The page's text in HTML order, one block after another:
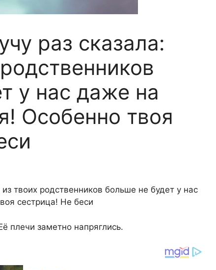
раз сказала:
у нас даже на
Особенно твоя
твоих родственников больше не будет у нас
сестрица! Не беси
плечи заметно напряглись.